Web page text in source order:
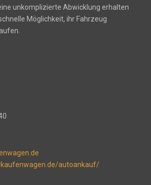
unkomplizierte Abwicklung erhalten
Möglichkeit, ihr Fahrzeug
autoankauf/